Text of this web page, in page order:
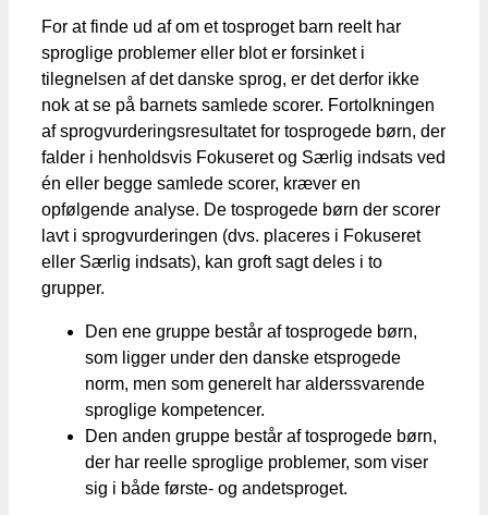
For at finde ud af om et tosproget barn reelt har
sproglige problemer eller blot er forsinket i
tilegnelsen af det danske sprog, er det derfor ikke
nok at se på barnets samlede scorer. Fortolkningen
af sprogvurderingsresultatet for tosprogede børn, der
falder i henholdsvis Fokuseret og Særlig indsats ved
én eller begge samlede scorer, kræver en
opfølgende analyse. De tosprogede børn der scorer
lavt i sprogvurderingen (dvs. placeres i Fokuseret
eller Særlig indsats), kan groft sagt deles i to
grupper.
Den ene gruppe består af tosprogede børn,
som ligger under den danske etsprogede
norm, men som generelt har alderssvarende
sproglige kompetencer.
Den anden gruppe består af tosprogede børn,
der har reelle sproglige problemer, som viser
sig i både første- og andetsproget.